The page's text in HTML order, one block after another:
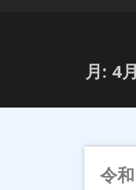
月: 4
令